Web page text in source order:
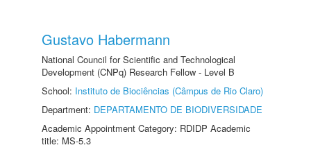
Gustavo Habermann
National Council for Scientific and Technological
Development (CNPq) Research Fellow - Level B
School: Instituto de Biociências (Câmpus de Rio Claro)
Department: DEPARTAMENTO DE BIODIVERSIDADE
Academic Appointment Category: RDIDP Academic
title: MS-5.3